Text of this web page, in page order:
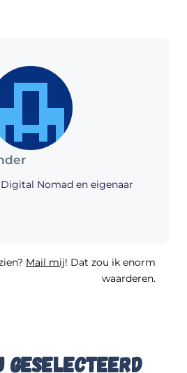
Nomad en eigenaar
Mail mij! Dat zou ik enorm
waarderen.
geselecteerd